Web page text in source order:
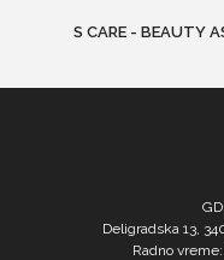
S CARE - BEAUTY
Deligradska 13,
Radno